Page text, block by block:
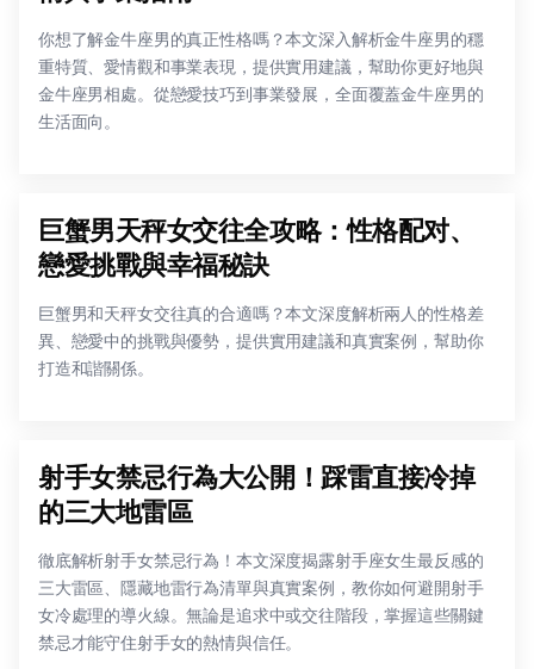
你想了解金牛座男的真正性格嗎？本文深入解析金牛座男的穩
重特質、愛情觀和事業表現，提供實用建議，幫助你更好地與
金牛座男相處。從戀愛技巧到事業發展，全面覆蓋金牛座男的
生活面向。
巨蟹男天秤女交往全攻略：性格配对、
戀愛挑戰與幸福秘訣
巨蟹男和天秤女交往真的合適嗎？本文深度解析兩人的性格差
異、戀愛中的挑戰與優勢，提供實用建議和真實案例，幫助你
打造和諧關係。
射手女禁忌行為大公開！踩雷直接冷掉
的三大地雷區
徹底解析射手女禁忌行為！本文深度揭露射手座女生最反感的
三大雷區、隱藏地雷行為清單與真實案例，教你如何避開射手
女冷處理的導火線。無論是追求中或交往階段，掌握這些關鍵
禁忌才能守住射手女的熱情與信任。